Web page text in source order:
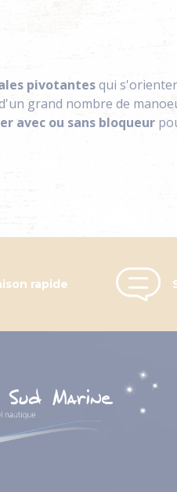
pivotantesqui
grand nombre de
avec ou sans bloqueur
rapide